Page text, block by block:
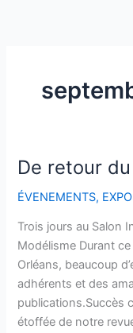
De retour
ÉVENEMENTS,
Trois jours au Salon
Modélisme Durant
Orléans, beaucoup
adhérents et des
publications.Succès
étoffée de notre
De
du
SIMM
à
Orléans